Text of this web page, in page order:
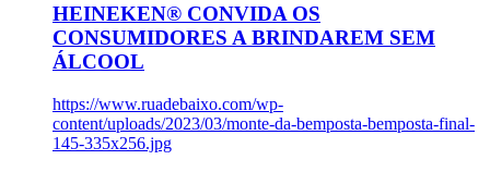
HEINEKEN® CONVIDA OS
CONSUMIDORES A BRINDAREM SEM
ÁLCOOL
https://www.ruadebaixo.com/wp-
content/uploads/2023/03/monte-da-bemposta-bemposta-final-
145-335x256.jpg